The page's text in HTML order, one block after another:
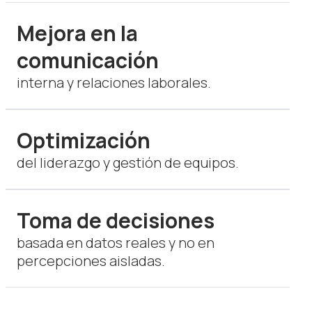
Mejora en la
comunicación
interna y relaciones laborales.
Optimización
del liderazgo y gestión de equipos.
Toma de decisiones
basada en datos reales y no en
percepciones aisladas.